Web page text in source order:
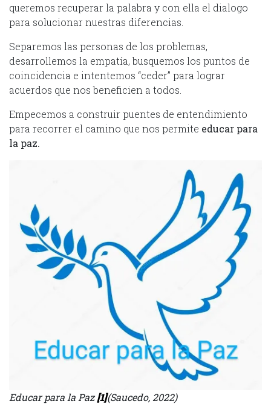
queremos recuperar la palabra y con ella el dialogo
para solucionar nuestras diferencias.
Separemos las personas de los problemas,
desarrollemos la empatía, busquemos los puntos de
coincidencia e intentemos “ceder” para lograr
acuerdos que nos beneficien a todos.
Empecemos a construir puentes de entendimiento
para recorrer el camino que nos permite educar para
la paz.
Educar para la Paz[1](Saucedo, 2022)